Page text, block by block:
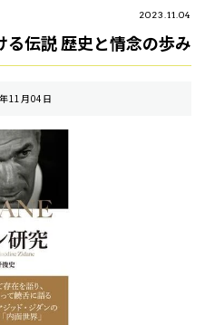
2023.11.04
伝説 歴史と情念の歩み
11月04日